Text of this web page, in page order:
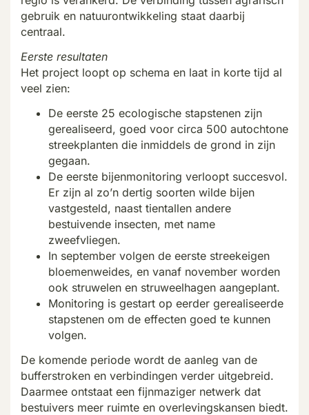
gebruik en natuurontwikkeling staat daarbij
centraal.
Eerste resultaten
Het project loopt op schema en laat in korte tijd al
veel zien:
De eerste 25 ecologische stapstenen zijn
gerealiseerd, goed voor circa 500 autochtone
streekplanten die inmiddels de grond in zijn
gegaan.
De eerste bijenmonitoring verloopt succesvol.
Er zijn al zo’n dertig soorten wilde bijen
vastgesteld, naast tientallen andere
bestuivende insecten, met name
zweefvliegen.
In september volgen de eerste streekeigen
bloemenweides, en vanaf november worden
ook struwelen en struweelhagen aangeplant.
Monitoring is gestart op eerder gerealiseerde
stapstenen om de effecten goed te kunnen
volgen.
De komende periode wordt de aanleg van de
bufferstroken en verbindingen verder uitgebreid.
Daarmee ontstaat een fijnmaziger netwerk dat
bestuivers meer ruimte en overlevingskansen biedt.